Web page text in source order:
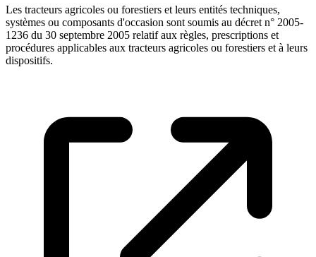
Les tracteurs agricoles ou forestiers et leurs entités techniques,
systèmes ou composants d'occasion sont soumis au décret n° 2005-
1236 du 30 septembre 2005 relatif aux règles, prescriptions et
procédures applicables aux tracteurs agricoles ou forestiers et à leurs
dispositifs.